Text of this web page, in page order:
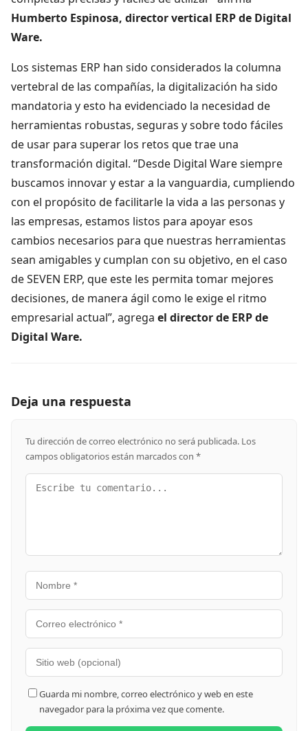
Humberto Espinosa, director vertical ERP de Digital
Ware.
Los sistemas ERP han sido considerados la columna
vertebral de las compañías, la digitalización ha sido
mandatoria y esto ha evidenciado la necesidad de
herramientas robustas, seguras y sobre todo fáciles
de usar para superar los retos que trae una
transformación digital. “Desde Digital Ware siempre
buscamos innovar y estar a la vanguardia, cumpliendo
con el propósito de facilitarle la vida a las personas y
las empresas, estamos listos para apoyar esos
cambios necesarios para que nuestras herramientas
sean amigables y cumplan con su objetivo, en el caso
de SEVEN ERP, que este les permita tomar mejores
decisiones, de manera ágil como le exige el ritmo
empresarial actual”, agrega el director de ERP de
Digital Ware.
Deja una respuesta
Tu dirección de correo electrónico no será publicada. Los
campos obligatorios están marcados con *
Guarda mi nombre, correo electrónico y web en este
navegador para la próxima vez que comente.